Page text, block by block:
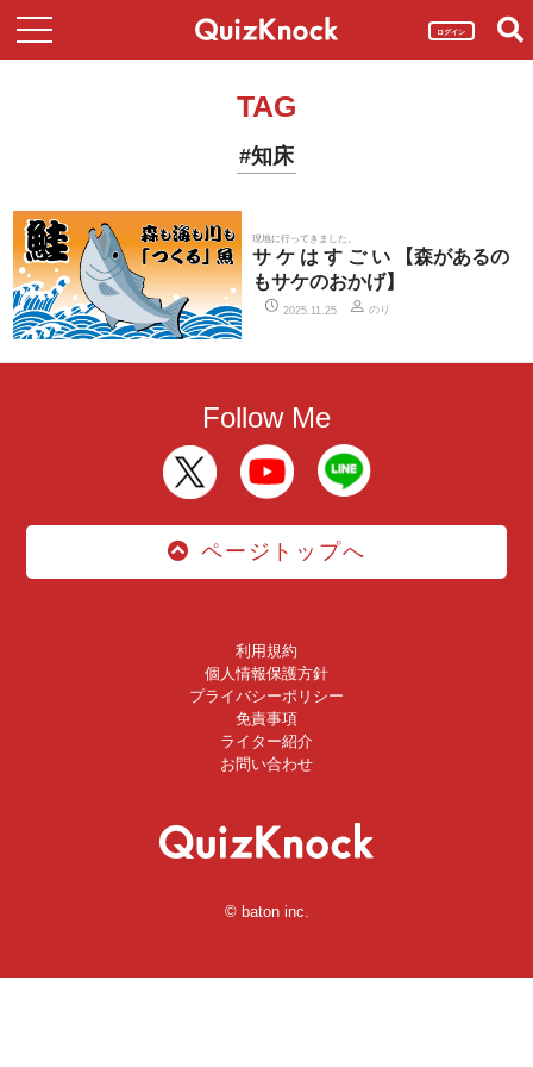
ログイン
TAG
#知床
現地に行ってきました。
サ ケ は す ご い 【森があるの
もサケのおかげ】
2025.11.25 のり
Follow Me
ページトップへ
利用規約
個人情報保護方針
プライバシーポリシー
免責事項
ライター紹介
お問い合わせ
© baton inc.